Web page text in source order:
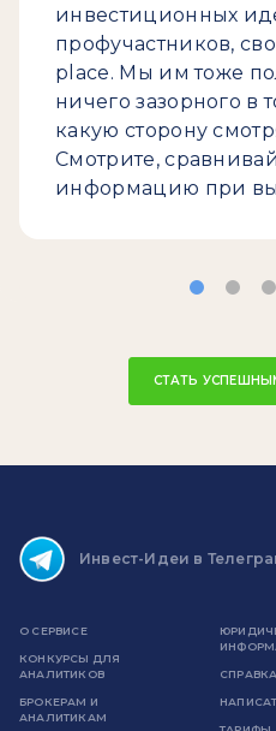
инвестиционных
профучастников,
place. Мы им тоже
ничего зазорного в
какую сторону
Смотрите,
информацию при
СТАТЬ
Инвест-Идеи в
О СЕРВИСЕ
КОНКУРСЫ ДЛЯ
АНАЛИТИКОВ
БРОКЕРАМ И
АНАЛИТИКАМ
СПРАВКА